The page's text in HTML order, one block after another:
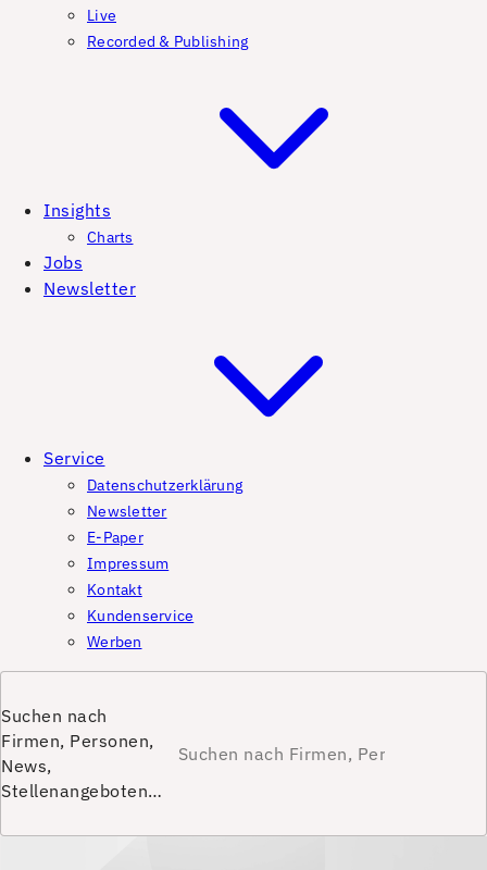
Live
Recorded & Publishing
Insights
Charts
Jobs
Newsletter
Service
Datenschutzerklärung
Newsletter
E-Paper
Impressum
Kontakt
Kundenservice
Werben
Suchen nach
Firmen, Personen,
News,
Stellenangeboten…